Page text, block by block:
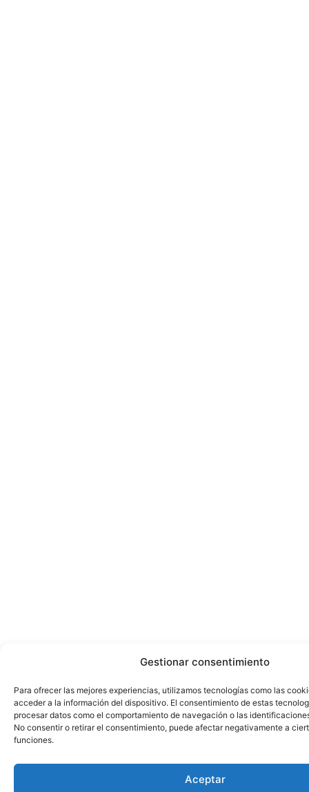
Gestionar consentimiento
Para ofrecer las mejores experiencias, utilizamos tecnologías como las
acceder a la información del dispositivo. El consentimiento de estas
procesar datos como el comportamiento de navegación o las
No consentir o retirar el consentimiento, puede afectar negativamente a
funciones.
Aceptar